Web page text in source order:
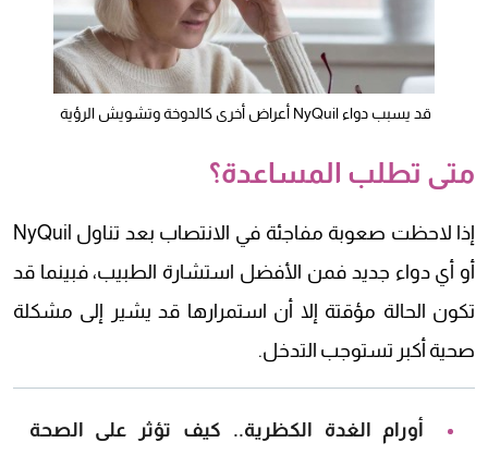
قد يسبب دواء NyQuil أعراض أخرى كالدوخة وتشويش الرؤية
متى تطلب المساعدة؟
إذا لاحظت صعوبة مفاجئة في الانتصاب بعد تناول NyQuil
أو أي دواء جديد فمن الأفضل استشارة الطبيب، فبينما قد
تكون الحالة مؤقتة إلا أن استمرارها قد يشير إلى مشكلة
صحية أكبر تستوجب التدخل.
أورام الغدة الكظرية.. كيف تؤثر على الصحة